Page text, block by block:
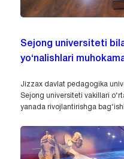
Sejong universiteti
yo‘nalishlari
Jizzax davlat pedagogika
Sejong universiteti vakillari
yanada rivojlantirishga